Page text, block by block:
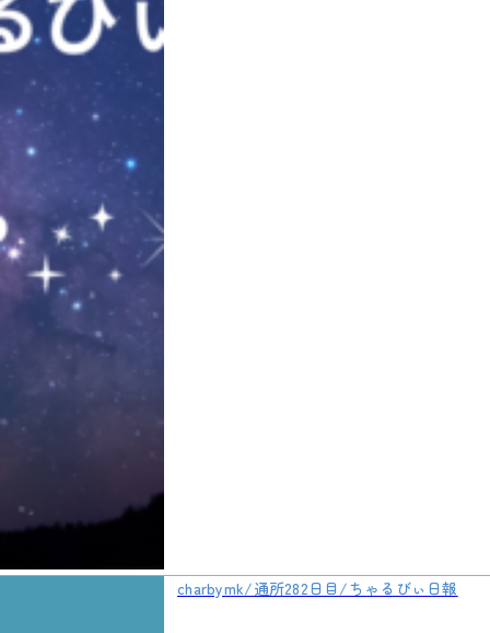
charbymk/通所282日目/ちゃるびぃ日報